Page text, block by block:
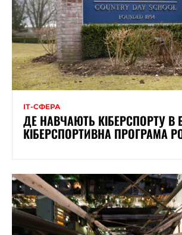
ІТ-СФЕРА
ДЕ НАВЧАЮТЬ КІБЕРСПОРТУ В
КІБЕРСПОРТИВНА ПРОГРАМА